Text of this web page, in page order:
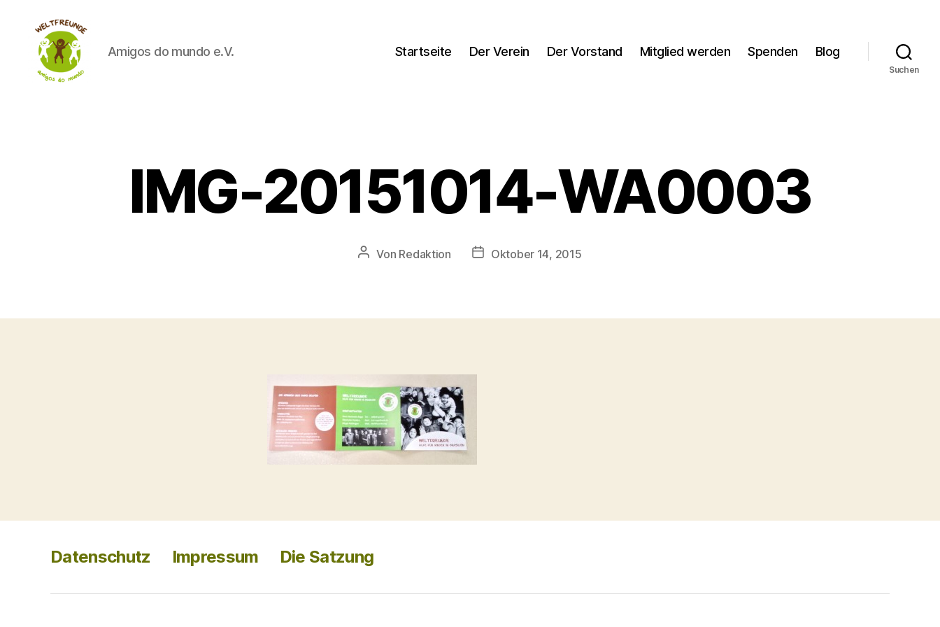
Amigos do mundo e.V. Startseite Der Verein Der Vorstand Mitglied werden Spenden Blog
Suchen
IMG-20151014-WA0003
Beitragsautor
Von Redaktion Veröffentlichungsdatum
Oktober 14, 2015
Datenschutz Impressum Die Satzung